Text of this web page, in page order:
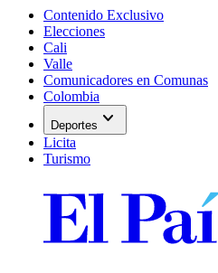
Contenido Exclusivo
Elecciones
Cali
Valle
Comunicadores en Comunas
Colombia
Deportes expand_more
Licita
Turismo